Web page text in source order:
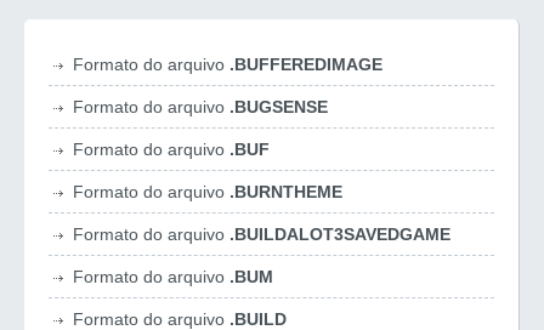
Formato do arquivo .BUFFEREDIMAGE
Formato do arquivo .BUGSENSE
Formato do arquivo .BUF
Formato do arquivo .BURNTHEME
Formato do arquivo .BUILDALOT3SAVEDGAME
Formato do arquivo .BUM
Formato do arquivo .BUILD